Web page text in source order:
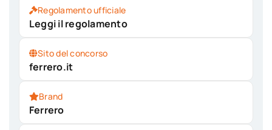
Regolamento ufficiale
Leggi il regolamento
Sito del concorso
ferrero.it
Brand
Ferrero